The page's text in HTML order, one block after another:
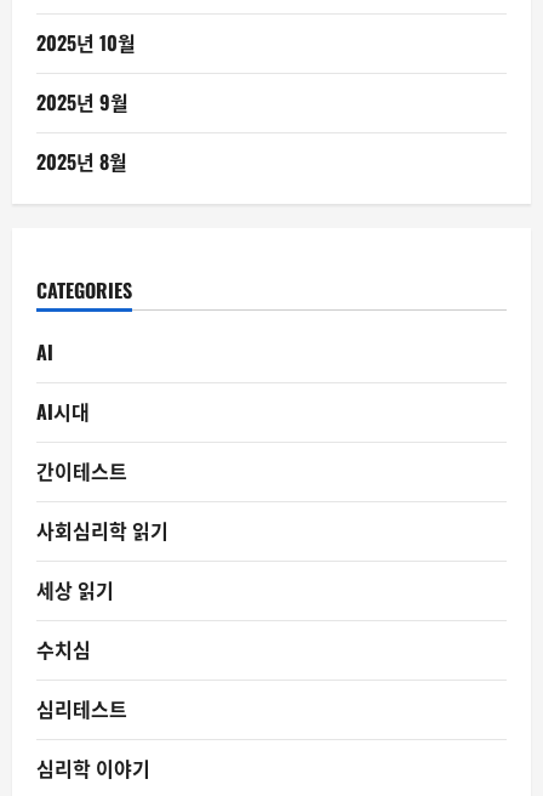
2025년 10월
2025년 9월
2025년 8월
CATEGORIES
AI
AI시대
간이테스트
사회심리학 읽기
세상 읽기
수치심
심리테스트
심리학 이야기